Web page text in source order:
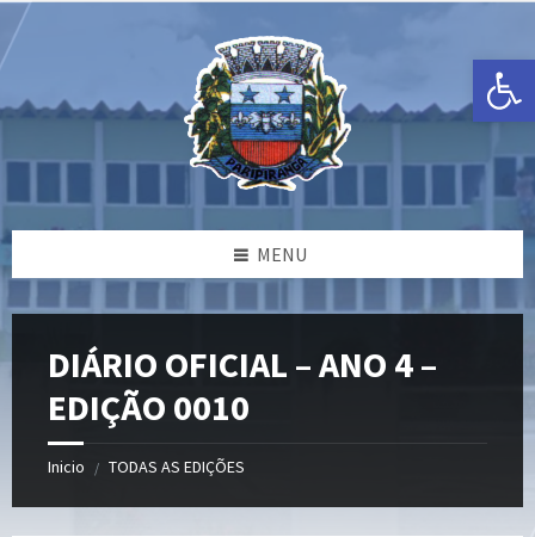
Open toolbar
Ir
para
o
conteúdo
Pular
para
a
barra
lateral
esquerda
Pular
para
o
rodapé
MENU
DIÁRIO OFICIAL – ANO 4 –
EDIÇÃO 0010
Inicio / TODAS AS EDIÇÕES